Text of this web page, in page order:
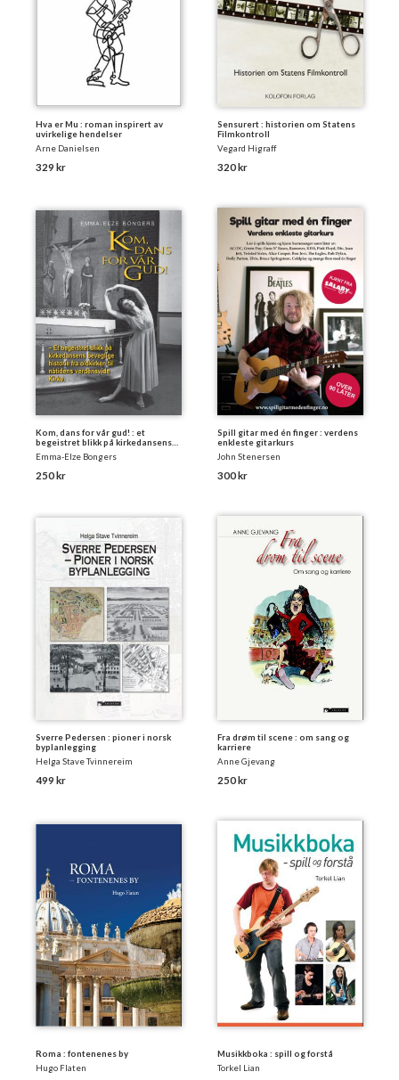
Hva er Mu : roman inspirert av
uvirkelige hendelser
Arne Danielsen
329 kr
Sensurert : historien om Statens
Filmkontroll
Vegard Higraff
320 kr
Kom, dans for vår gud! : et
begeistret blikk på kirkedansens
bevegelige historie fra oldkirken
til nåtidens verdensvide kirke
Emma-Elze Bongers
250 kr
Spill gitar med én finger : verdens
enkleste gitarkurs
John Stenersen
300 kr
Sverre Pedersen : pioner i norsk
byplanlegging
Helga Stave Tvinnereim
499 kr
Fra drøm til scene : om sang og
karriere
Anne Gjevang
250 kr
Roma : fontenenes by
Hugo Flaten
Musikkboka : spill og forstå
Torkel Lian